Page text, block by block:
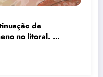
de
no litoral. No
e menos